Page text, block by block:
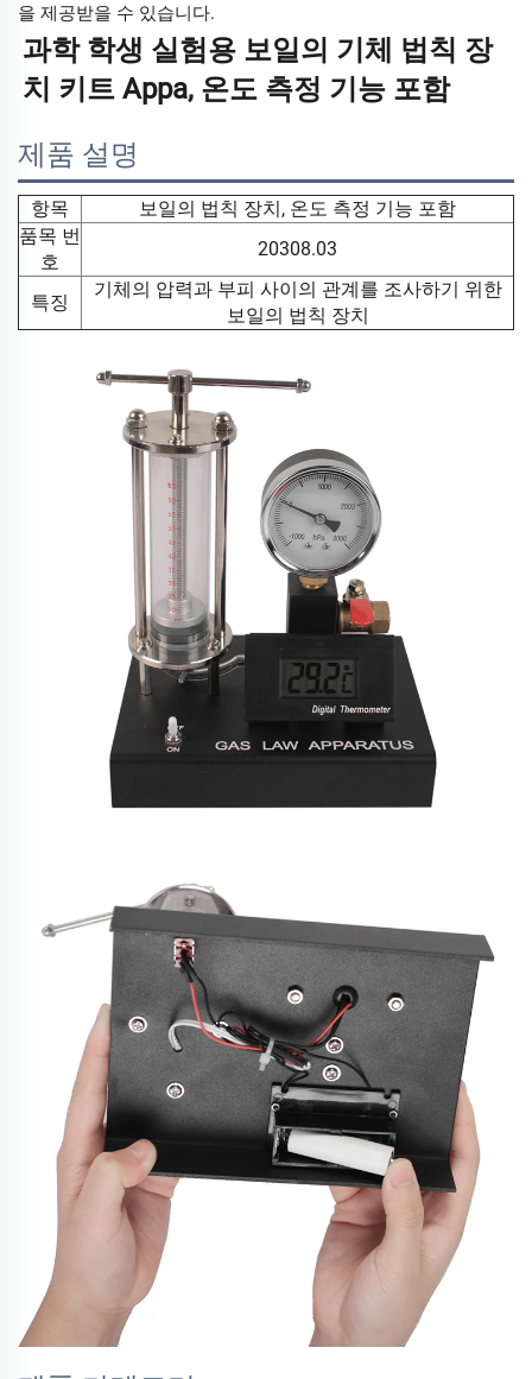
을 제공받을 수 있습니다.
과학 학생 실험용 보일의 기체 법칙 장
치 키트 Appa, 온도 측정 기능 포함
제품 설명
항목
보일의 법칙 장치, 온도 측정 기능 포함
품목 번
호
20308.03
특징
기체의 압력과 부피 사이의 관계를 조사하기 위한
보일의 법칙 장치